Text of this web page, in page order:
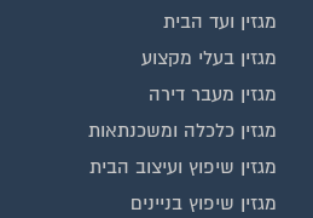
אינדקס נותני שירותים לוועד הבית
איטום גגות
ביטוח ועד בית
חיטוי מאגרי מים
כיבוי אש
מערכות סולאריות